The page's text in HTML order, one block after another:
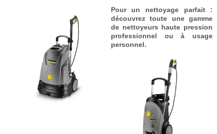
Pour un nettoyage parfait :
découvrez toute une gamme
de nettoyeurs haute pression
professionnel ou à usage
personnel.